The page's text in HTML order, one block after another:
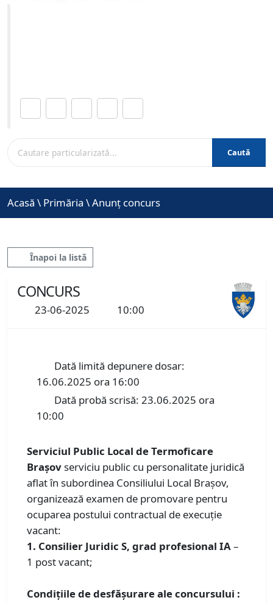
Caută
Acasă \ Primăria \Anunț concurs
Înapoi la listă
CONCURS
23-06-2025 10:00
Dată limită depunere dosar:
16.06.2025 ora 16:00
Dată probă scrisă: 23.06.2025 ora
10:00
Serviciul Public Local de Termoficare
Braşovserviciu public cu personalitate juridică
aflat în subordinea Consiliului Local Braşov,
organizează examen de promovare pentru
ocuparea postului contractual de execuție
vacant:
1. Consilier Juridic S, grad profesional IA–
1 post vacant;
Condiţiile de desfăşurare ale concursului :